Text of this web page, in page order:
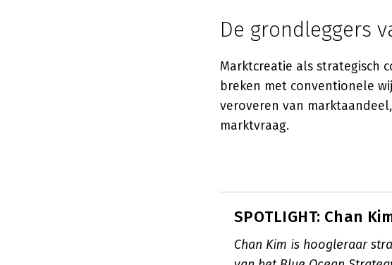
De grondleggers
Marktcreatie als strategisch
breken met conventionele
veroveren van
marktvraag.
SPOTLIGHT: Chan
Chan Kim is hoogleraar